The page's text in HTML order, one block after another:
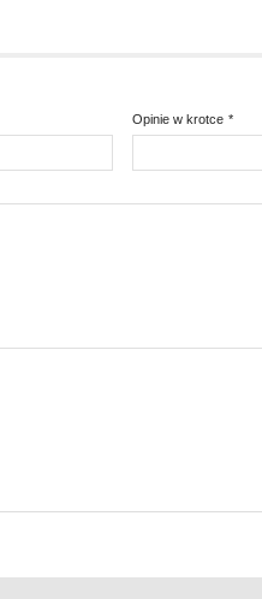
*
Opinie w krotce